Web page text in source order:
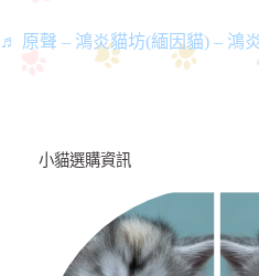
♬ 原聲 – 鴻炎貓坊(緬因貓) – 鴻
小貓選購資訊